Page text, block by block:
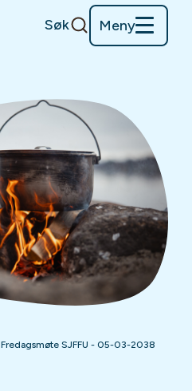
Søk Meny
Fredagsmøte SJFFU - 05-03-2038